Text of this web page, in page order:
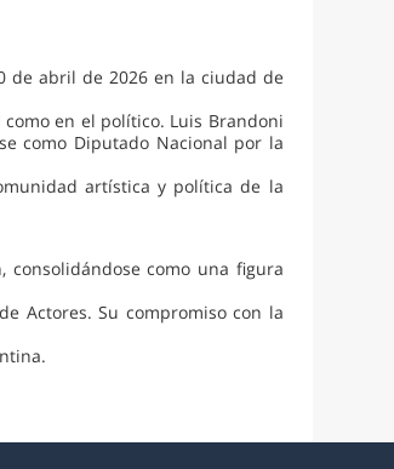
de abril de 2026 en la ciudad de
en el político. Luis Brandoni
como Diputado Nacional por la
artística y política de la
consolidándose como una figura
Actores. Su compromiso con la